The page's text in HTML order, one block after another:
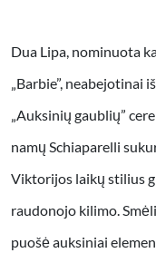
Dua Lipa, nominuota
„Barbie”, neabejotinai
„Auksinių gaublių”
namų Schiaparelli
Viktorijos laikų stilius
raudonojo kilimo.
puošė auksiniai